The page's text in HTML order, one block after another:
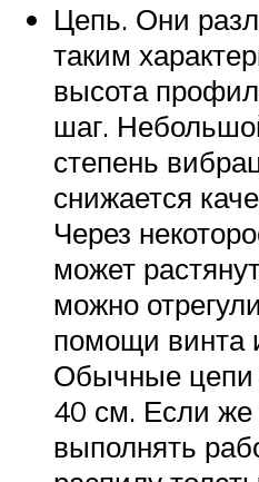
Цепь. Они
таким
высота
шаг.
степень
снижается
Через
может
можно
помощи винта
Обычные
40 см. Если же
выполнять